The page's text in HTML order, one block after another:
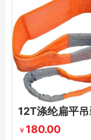
￥ 180.00